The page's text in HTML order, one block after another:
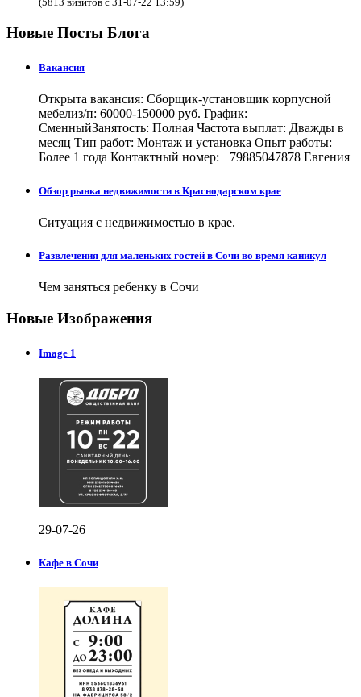
Новые Посты Блога
Вакансия
Открыта вакансия: Сборщик-установщик корпусной
мебелиз/п: 60000-150000 руб. График:
СменныйЗанятость: Полная Частота выплат: Дважды в
месяц Тип работ: Монтаж и установка Опыт работы:
Более 1 года Контактный номер: +79885047878 Евгения
Обзор рынка недвижимости в Краснодарском крае
Ситуация с недвижимостью в крае.
Развлечения для маленьких гостей в Сочи во время каникул
Чем заняться ребенку в Сочи
Новые Изображения
Image 1
29-07-26
Кафе в Сочи